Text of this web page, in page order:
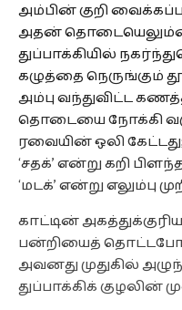
அம்பின் குறி
அதன்
துப்பாக்கியில்
கழுத்தை நெருங்கும்
அம்பு வந்துவிட்ட
தொடையை நோக்கி
ரவையின் ஒலி கேட்டது;
‘சதக்’ என்று கறி
‘மடக்’ என்று எலும்பு
காட்டின்
பன்றியைத்
அவனது முதுகில்
துப்பாக்கிக் குழலின்